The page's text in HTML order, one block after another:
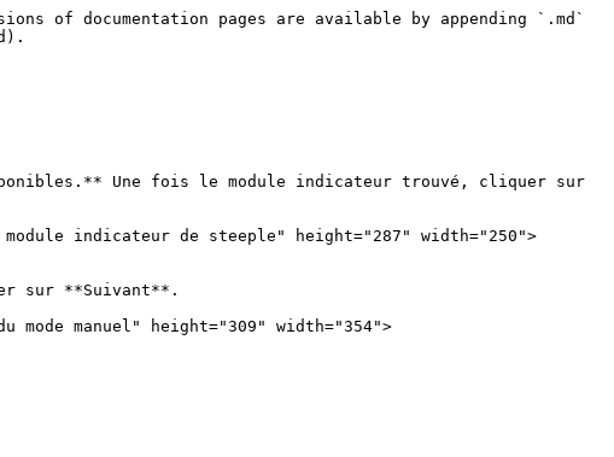
of documentation pages are available by appending `.md`
Une fois le module indicateur trouvé, cliquer sur
indicateur de steeple" height="287" width="250">
sur **Suivant**.
mode manuel" height="309" width="354">